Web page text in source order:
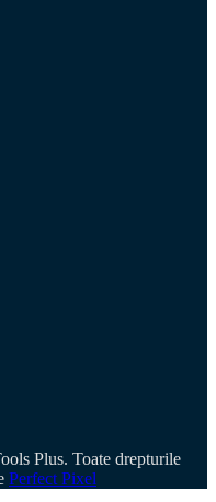
Plus. Toate drepturile
Perfect Pixel